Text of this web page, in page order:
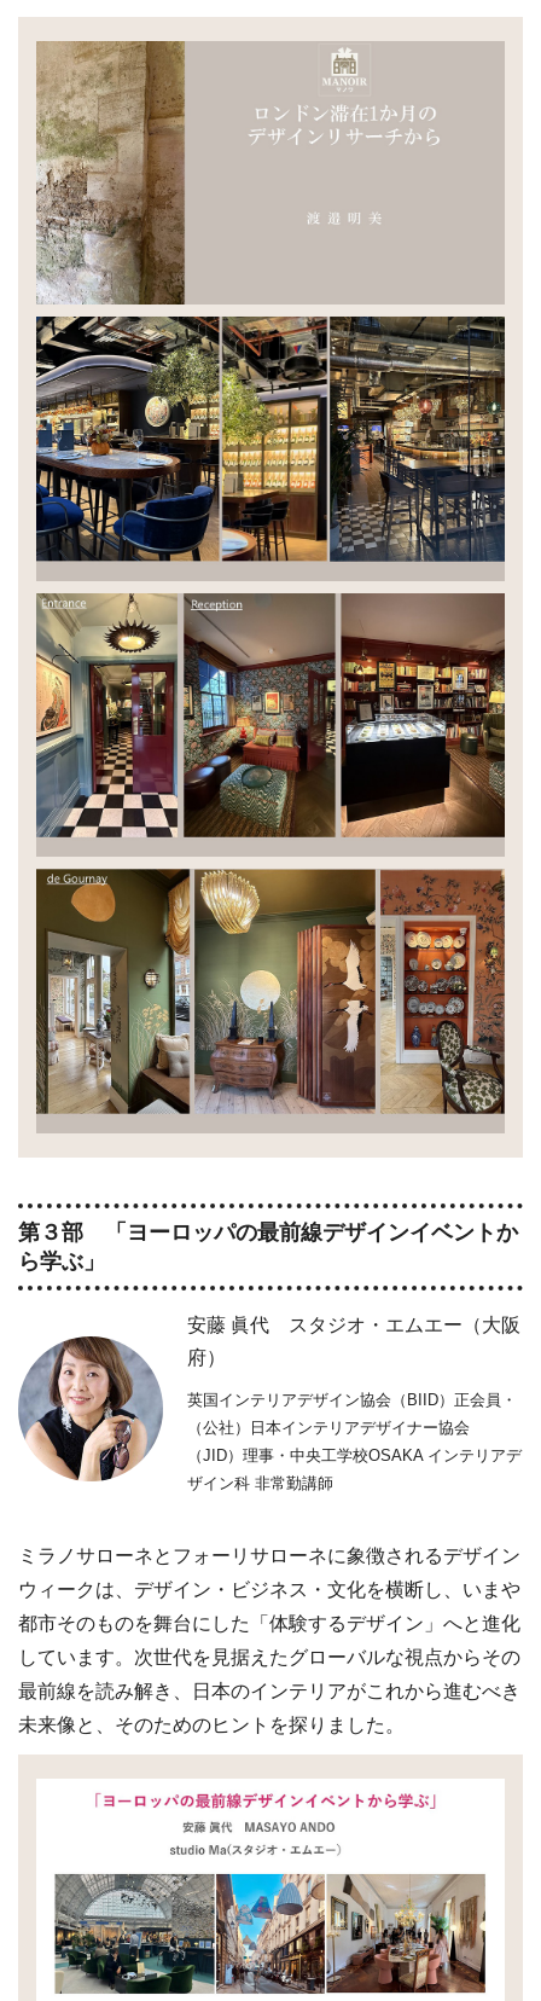
第３部 「ヨーロッパの最前線デザインイベントか
ら学ぶ」
安藤 眞代 スタジオ・エムエー（大阪
府）
英国インテリアデザイン協会（BIID）正会員・
（公社）日本インテリアデザイナー協会
（JID）理事・中央工学校OSAKA インテリアデ
ザイン科 非常勤講師
ミラノサローネとフォーリサローネに象徴されるデザイン
ウィークは、デザイン・ビジネス・文化を横断し、いまや
都市そのものを舞台にした「体験するデザイン」へと進化
しています。次世代を見据えたグローバルな視点からその
最前線を読み解き、日本のインテリアがこれから進むべき
未来像と、そのためのヒントを探りました。